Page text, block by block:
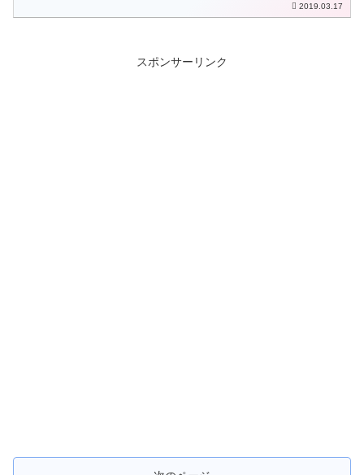
2019.03.17
スポンサーリンク